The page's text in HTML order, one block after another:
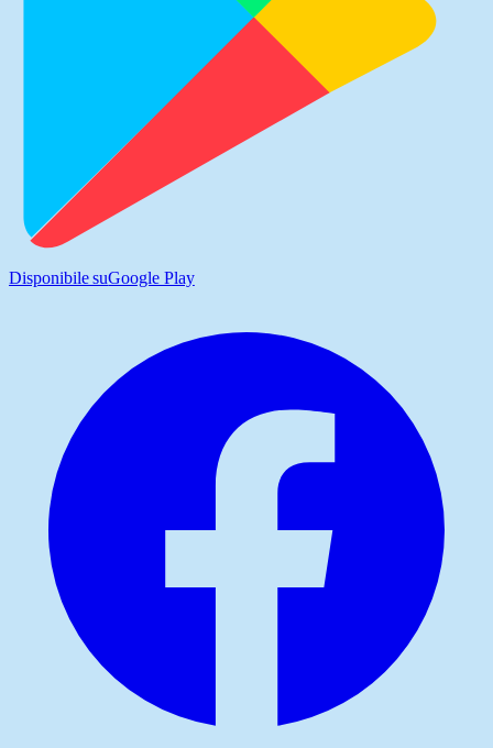
Disponibile suGoogle Play